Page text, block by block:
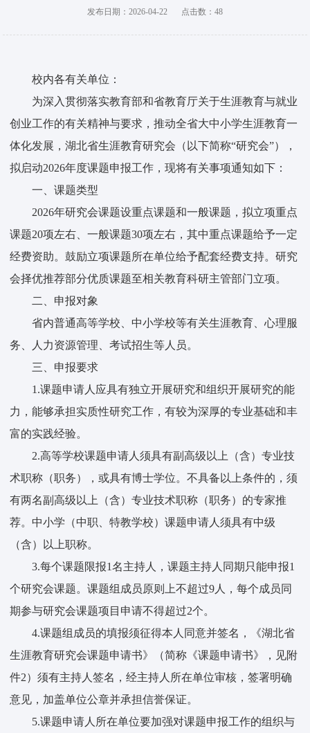
发布日期： 2026-04-22 点击数： 48
校内各有关单位：
为深入贯彻落实教育部和省教育厅关于生涯教育与就业
创业工作的有关精神与要求，推动全省大中小学生涯教育一
体化发展，湖北省生涯教育研究会（以下简称“研究会”），
拟启动2026年度课题申报工作，现将有关事项通知如下：
一、课题类型
2026年研究会课题设重点课题和一般课题，拟立项重点
课题20项左右、一般课题30项左右，其中重点课题给予一定
经费资助。鼓励立项课题所在单位给予配套经费支持。研究
会择优推荐部分优质课题至相关教育科研主管部门立项。
二、申报对象
省内普通高等学校、中小学校等有关生涯教育、心理服
务、人力资源管理、考试招生等人员。
三、申报要求
1.课题申请人应具有独立开展研究和组织开展研究的能
力，能够承担实质性研究工作，有较为深厚的专业基础和丰
富的实践经验。
2.高等学校课题申请人须具有副高级以上（含）专业技
术职称（职务），或具有博士学位。不具备以上条件的，须
有两名副高级以上（含）专业技术职称（职务）的专家推
荐。中小学（中职、特教学校）课题申请人须具有中级
（含）以上职称。
3.每个课题限报1名主持人，课题主持人同期只能申报1
个研究会课题。课题组成员原则上不超过9人，每个成员同
期参与研究会课题项目申请不得超过2个。
4.课题组成员的填报须征得本人同意并签名，《湖北省
生涯教育研究会课题申请书》（简称《课题申请书》，见附
件2）须有主持人签名，经主持人所在单位审核，签署明确
意见，加盖单位公章并承担信誉保证。
5.课题申请人所在单位要加强对课题申报工作的组织与